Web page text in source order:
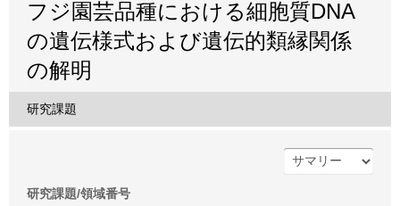
フジ園芸品種における細胞質DNA
の遺伝様式および遺伝的類縁関係
の解明
研究課題
研究課題/領域番号